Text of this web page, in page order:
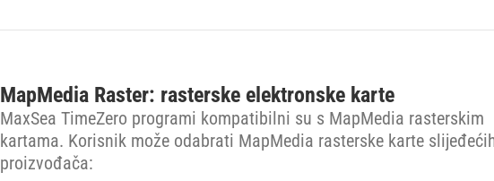
MapMedia Raster: rasterske elektronske karte
MaxSea TimeZero programi kompatibilni su s MapMedia rasterskim
kartama. Korisnik može odabrati MapMedia rasterske karte
proizvođača: